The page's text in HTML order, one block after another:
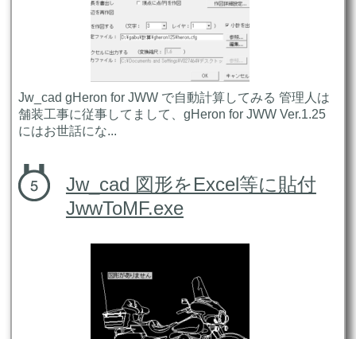
Jw_cad gHeron for JWW で自動計算してみる 管理人は
舗装工事に従事してまして、gHeron for JWW Ver.1.25
にはお世話にな...
Jw_cad 図形をExcel等に貼付
JwwToMF.exe